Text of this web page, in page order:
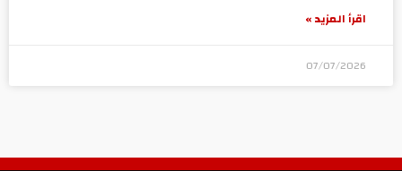
اقرأ المزيد »
07/07/2026